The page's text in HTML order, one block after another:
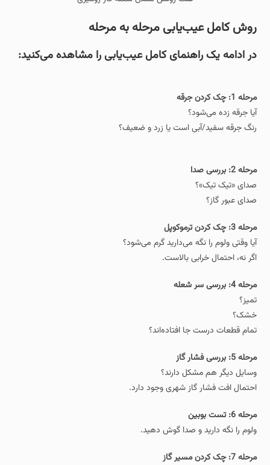
روش کامل عیب‌یابی مرحله‌ به‌ مرحله
در ادامه یک راهنمای کامل عیب‌یابی را مشاهده می‌کنید:
مرحله 1: چک کردن جرقه
آیا جرقه زده می‌شود؟
رنگ جرقه سفید/آبی است یا زرد و ضعیف؟
مرحله 2: بررسی صدا
صدای «تیک تیک»؟
صدای عبور گاز؟
مرحله 3: چک کردن ترموکوپل
آیا وقتی ولوم را نگه می‌دارید گرم می‌شود؟
اگر نه، احتمال خرابی بالاست.
مرحله 4: بررسی سر شعله
تمیز؟
خشک؟
تمام قطعات درست جا افتاده‌اند؟
مرحله 5: بررسی فشار گاز
وسایل دیگر هم مشکل دارند؟
احتمال افت فشار گاز شهری وجود دارد.
مرحله 6: تست بوبین
ولوم را نگه دارید و صدا گوش دهید.
مرحله 7: چک کردن مسیر گاز